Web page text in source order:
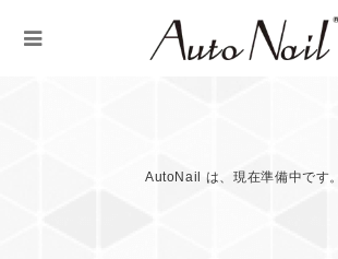
AutoNail は、現在準備中です。